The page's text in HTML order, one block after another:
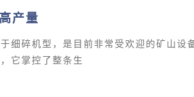
产量
碎机型，是目前非常受欢迎的矿山设
它掌控了整条生